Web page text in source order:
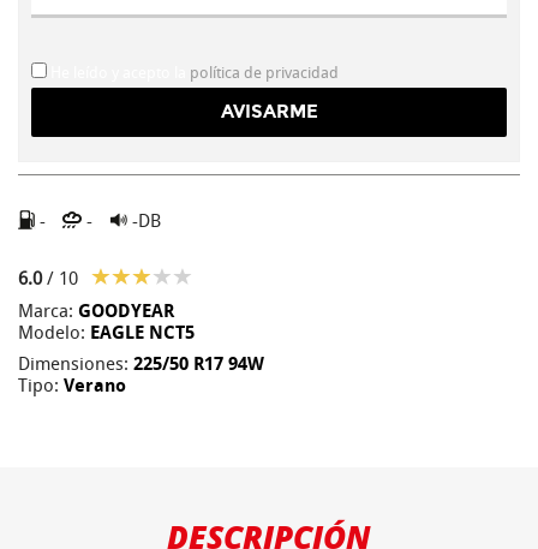
política de privacidad
- - -DB
6.0/ 10
Marca: GOODYEAR
Modelo: EAGLE NCT5
Dimensiones: 225/50 R17 94W
Tipo: Verano
DESCRIPCIÓN